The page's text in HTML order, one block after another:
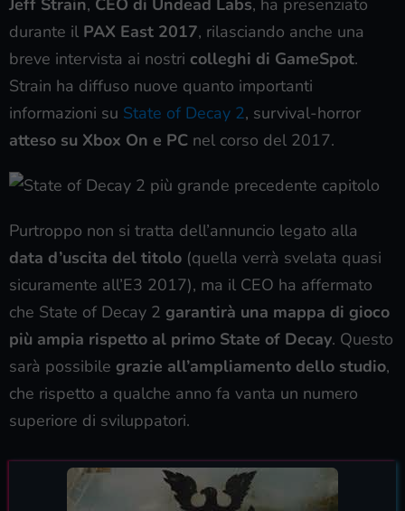
Jeff Strain, CEO di Undead Labs, ha presenziato
durante il PAX East 2017, rilasciando anche una
breve intervista ai nostri colleghi di GameSpot.
Strain ha diffuso nuove quanto importanti
informazioni su State of Decay 2, survival-horror
atteso su Xbox On e PC nel corso del 2017.
Purtroppo non si tratta dell’annuncio legato alla
data d’uscita del titolo (quella verrà svelata quasi
sicuramente all’E3 2017), ma il CEO ha affermato
che State of Decay 2 garantirà una mappa di gioco
più ampia rispetto al primo State of Decay. Questo
sarà possibile grazie all’ampliamento dello studio,
che rispetto a qualche anno fa vanta un numero
superiore di sviluppatori.